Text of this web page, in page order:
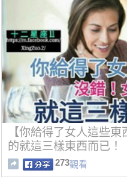
【你給得了女人這些
的就這三樣東西而已！
273觀看